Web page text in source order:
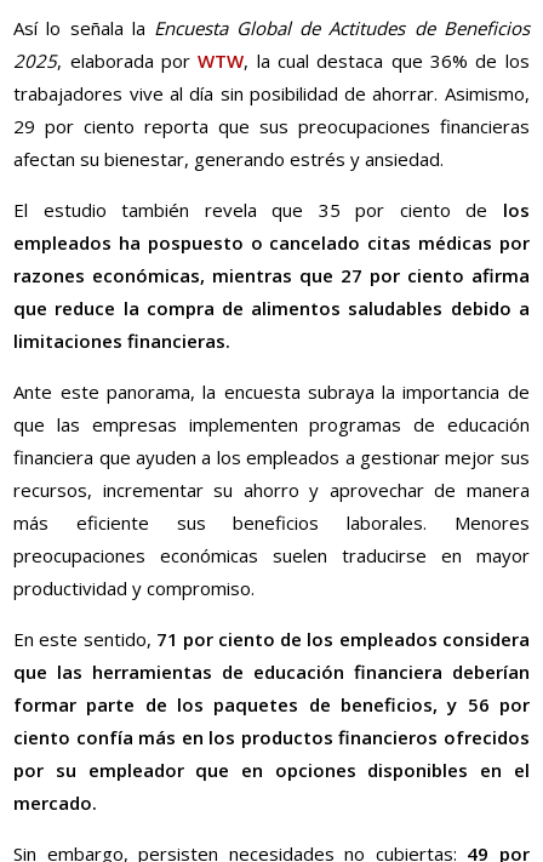
Así lo señala la Encuesta Global de Actitudes de Beneficios
2025, elaborada porWTW, la cual destaca que 36% de los
trabajadores vive al día sin posibilidad de ahorrar. Asimismo,
29 por ciento reporta que sus preocupaciones financieras
afectan su bienestar, generando estrés y ansiedad.
El estudio también revela que 35 por ciento de los
empleados ha pospuesto o cancelado citas médicas por
razones económicas, mientras que 27 por ciento afirma
que reduce la compra de alimentos saludables debido a
limitaciones financieras.
Ante este panorama, la encuesta subraya la importancia de
que las empresas implementen programas de educación
financiera que ayuden a los empleados a gestionar mejor sus
recursos, incrementar su ahorro y aprovechar de manera
más eficiente sus beneficios laborales. Menores
preocupaciones económicas suelen traducirse en mayor
productividad y compromiso.
En este sentido, 71 por ciento de los empleados considera
que las herramientas de educación financiera deberían
formar parte de los paquetes de beneficios, y 56 por
ciento confía más en los productos financieros ofrecidos
por su empleador que en opciones disponibles en el
mercado.
Sin embargo, persisten necesidades no cubiertas: 49 por